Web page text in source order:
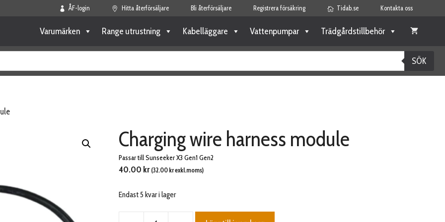
ÅF-login Hitta återförsäljare Bli återförsäljare Registrera försäkring Tidab.se Kontakta oss
Varumärken Range utrustning Kabelläggare Vattenpumpar Trädgårdstillbehör
SÖK
Charging wire harness module
Passar till Sunseeker X3 Gen1 Gen2
40.00 kr (32.00 krexkl.moms)
Endast 5 kvar i lager